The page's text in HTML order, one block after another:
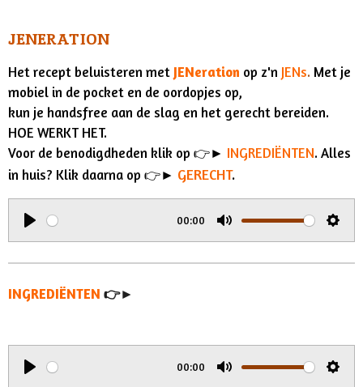
JENERATION
Het recept beluisteren met JENeration op z'n JENs. Met je
mobiel in de pocket en de oordopjes op,
kun je handsfree aan de slag en het gerecht bereiden.
HOE WERKT HET.
Voor de benodigdheden klik op 👉► INGREDIËNTEN. Alles
in huis? Klik daarna op 👉► GERECHT.
P
l
00:00
M
u
S
e
g
INGREDIËNTEN 👉►
00:00